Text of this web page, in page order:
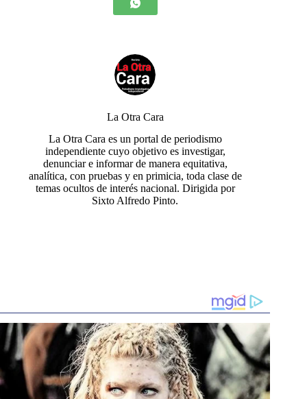
La Otra Cara
La Otra Cara es un portal de periodismo
independiente cuyo objetivo es investigar,
denunciar e informar de manera equitativa,
analítica, con pruebas y en primicia, toda clase de
temas ocultos de interés nacional. Dirigida por
Sixto Alfredo Pinto.